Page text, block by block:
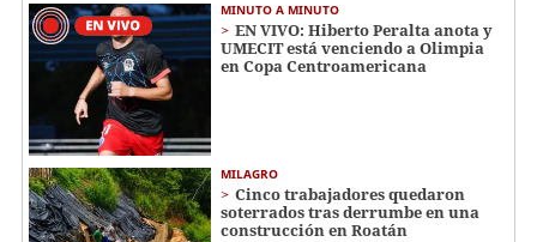
MINUTO A MINUTO
EN VIVO: Hiberto Peralta anota y
UMECIT está venciendo a Olimpia
en Copa Centroamericana
MILAGRO
Cinco trabajadores quedaron
soterrados tras derrumbe en una
construcción en Roatán